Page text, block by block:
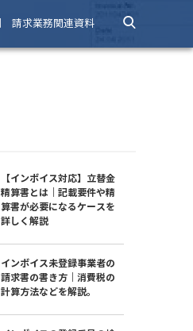
請求業務関連資料
【インボイス対応】立替金
精算書とは｜記載要件や精
算書が必要になるケースを
詳しく解説
インボイス未登録事業者の
請求書の書き方｜消費税の
計算方法などを解説。